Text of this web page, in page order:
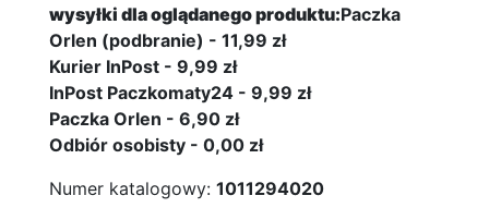
wysyłki dla oglądanego produktu:Paczka
Orlen (podbranie) - 11,99 zł
Kurier InPost - 9,99 zł
InPost Paczkomaty24 - 9,99 zł
Paczka Orlen - 6,90 zł
Odbiór osobisty - 0,00 zł
Numer katalogowy: 1011294020